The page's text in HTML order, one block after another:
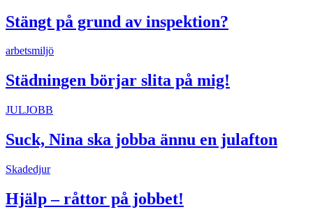
Stängt på grund av inspektion?
arbetsmiljö
Städningen börjar slita på mig!
JULJOBB
Suck, Nina ska jobba ännu en julafton
Skadedjur
Hjälp – råttor på jobbet!